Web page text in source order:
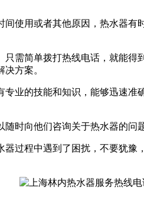
使用或者其他原因，热水器
需简单拨打热线电话，就能
方案。
业的技能和知识，能够迅速
时向他们咨询关于热水器的
过程中遇到了困扰，不要犹